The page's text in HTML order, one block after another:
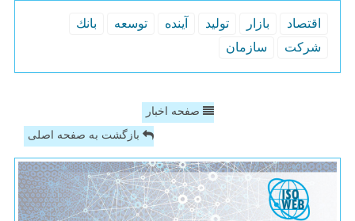
اقتصاد بازار تولید آینده توسعه
بانك
شركت
سازمان
صفحه اخبار
بازگشت به صفحه اصلی